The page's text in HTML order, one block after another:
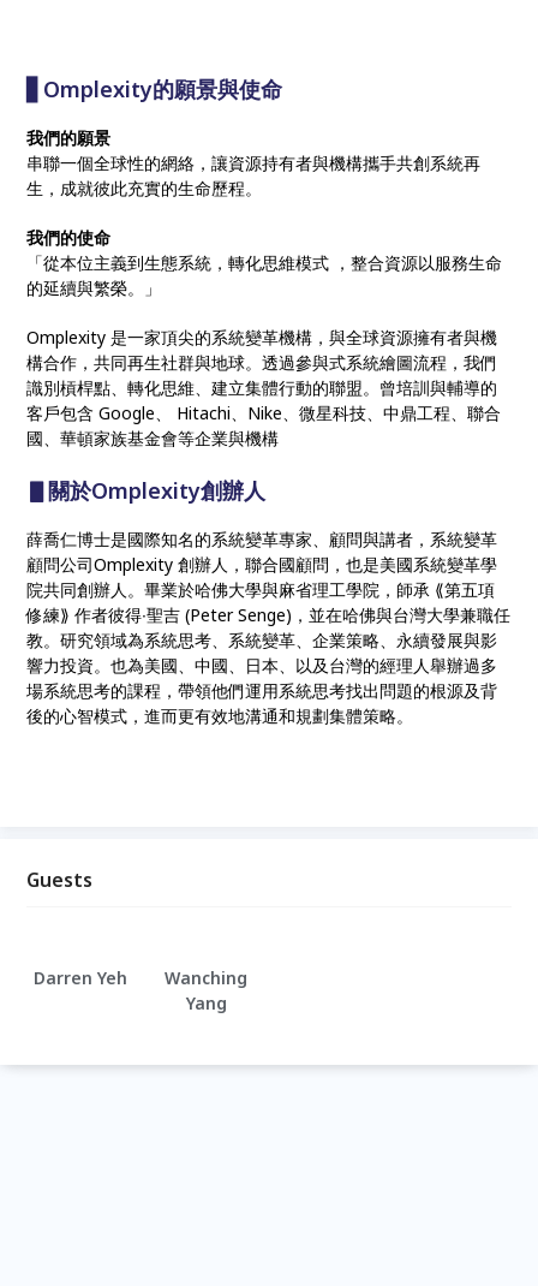
▋Omplexity的願景與使命
我們的願景
串聯一個全球性的網絡，讓資源持有者與機構攜手共創系統再
生，成就彼此充實的生命歷程。
我們的使命
「從本位主義到生態系統，轉化思維模式 ，整合資源以服務生命
的延續與繁榮。」
Omplexity 是一家頂尖的系統變革機構，與全球資源擁有者與機
構合作，共同再生社群與地球。透過參與式系統繪圖流程，我們
識別槓桿點、轉化思維、建立集體行動的聯盟。曾培訓與輔導的
客戶包含 Google、 Hitachi、Nike、微星科技、中鼎工程、聯合
國、華頓家族基金會等企業與機構
▋關於Omplexity創辦人
薛喬仁博士是國際知名的系統變革專家、顧問與講者，系統變革
顧問公司Omplexity 創辦人，聯合國顧問，也是美國系統變革學
院共同創辦人。畢業於哈佛大學與麻省理工學院，師承 ⟪第五項
修練⟫ 作者彼得∙聖吉 (Peter Senge)，並在哈佛與台灣大學兼職任
教。研究領域為系統思考、系統變革、企業策略、永續發展與影
響力投資。也為美國、中國、日本、以及台灣的經理人舉辦過多
場系統思考的課程，帶領他們運用系統思考找出問題的根源及背
後的心智模式，進而更有效地溝通和規劃集體策略。
Guests
Darren Yeh
Wanching
Yang